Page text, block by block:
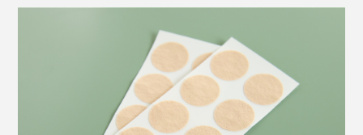
↓
酸素・栄養を届け、二酸化炭素・老廃物を回収
というメカニズムで、疲労回復や筋肉のハリ・コリの緩